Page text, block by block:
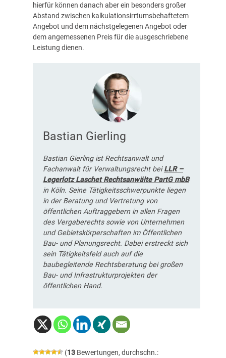
hierfür können danach aber ein besonders großer
Abstand zwischen kalkulationsirrtumsbehaftetem
Angebot und dem nächstgelegenen Angebot oder
dem angemessenen Preis für die ausgeschriebene
Leistung dienen.
Bastian Gierling
Bastian Gierling ist Rechtsanwalt und
Fachanwalt für Verwaltungsrecht beiLLR –
Legerlotz Laschet Rechtsanwälte PartG mbB
in Köln. Seine Tätigkeitsschwerpunkte liegen
in der Beratung und Vertretung von
öffentlichen Auftraggebern in allen Fragen
des Vergaberechts sowie von Unternehmen
und Gebietskörperschaften im Öffentlichen
Bau- und Planungsrecht. Dabei erstreckt sich
sein Tätigkeitsfeld auch auf die
baubegleitende Rechtsberatung bei großen
Bau- und Infrastrukturprojekten der
öffentlichen Hand.
(13Bewertungen, durchschn.: